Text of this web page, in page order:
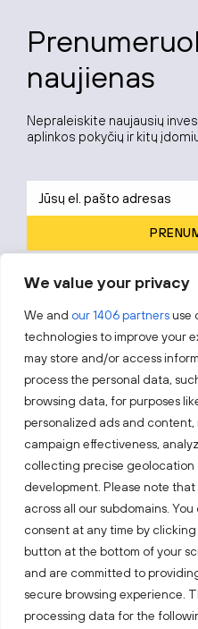
We value your privacy
We and our 1406 partnersuse
technologies to improve your
may store and/or access
process the personal data,
browsing data, for purposes
personalized ads and
campaign effectiveness,
collecting precise
development. Please note
across all our subdomains.
consent at any time by
button at the bottom of your
and are committed to
secure browsing experience.
processing data for the
naujienas
Nepraleiskite naujausių
aplinkos pokyčių ir kitų
politika.
Sekite mus
Sužinokite naujienas pirmieji.
Taip pat apsilankykite:
Pasirinkite tinklalapį